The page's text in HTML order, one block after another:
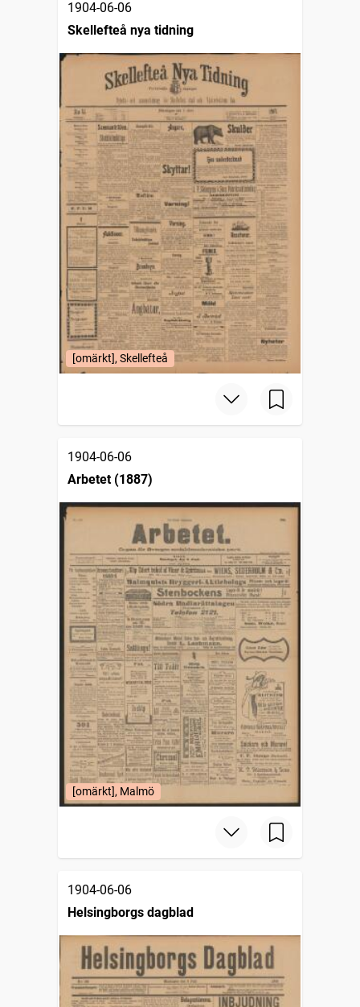
1904-06-06
Skellefteå nya tidning
[omärkt], Skellefteå
1904-06-06
Arbetet (1887)
[omärkt], Malmö
1904-06-06
Helsingborgs dagblad